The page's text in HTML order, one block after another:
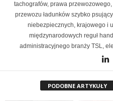
tachografów, prawa
przewozu ładunków szybko
niebezpiecznych, krajowego i
międzynarodowych reguł
administracyjnego branży TSL,
PODOBNE ARTYKUŁY